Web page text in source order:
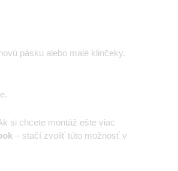
pásku alebo malé klinčeky.
si chcete montáž ešte viac
– stačí zvoliť túto možnosť v